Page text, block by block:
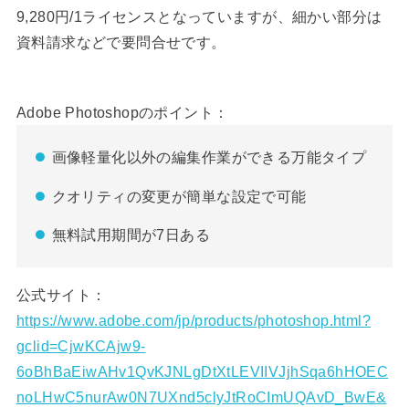
9,280円/1ライセンスとなっていますが、細かい部分は
資料請求などで要問合せです。
Adobe Photoshopのポイント：
画像軽量化以外の編集作業ができる万能タイプ
クオリティの変更が簡単な設定で可能
無料試用期間が7日ある
公式サイト：
https://www.adobe.com/jp/products/photoshop.html?
gclid=CjwKCAjw9-
6oBhBaEiwAHv1QvKJNLgDtXtLEVIIVJjhSqa6hHOEC
noLHwC5nurAw0N7UXnd5clyJtRoCImUQAvD_BwE&